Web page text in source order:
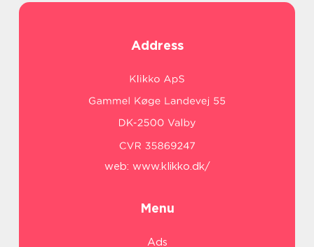
Address
web: www.klikko.dk/
Menu
Ads